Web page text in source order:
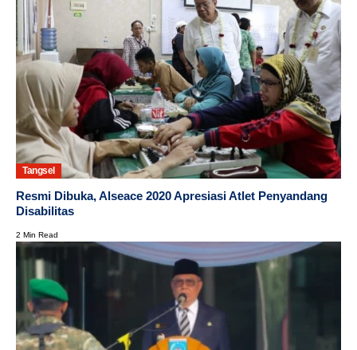
Tangsel
Resmi Dibuka, Alseace 2020 Apresiasi Atlet Penyandang
Disabilitas
2 Min Read